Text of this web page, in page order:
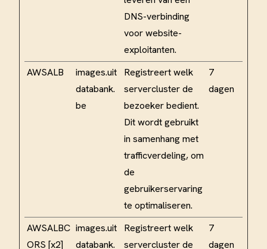
DNS-verbinding
voor website-
exploitanten.
AWSALB
images.uit
databank.
be
Registreert welk
servercluster de
bezoeker bedient.
Dit wordt gebruikt
in samenhang met
trafficverdeling, om
de
gebruikerservaring
te optimaliseren.
7
dagen
AWSALBC
ORS [x2]
images.uit
databank.
Registreert welk
servercluster de
7
dagen